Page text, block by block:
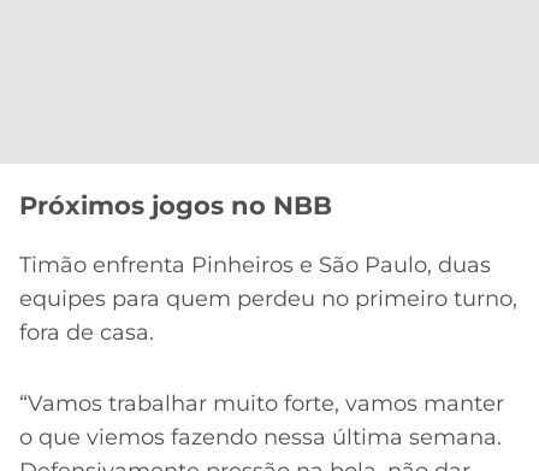
Próximos jogos no NBB
Timão enfrenta Pinheiros e São Paulo, duas
equipes para quem perdeu no primeiro turno,
fora de casa.
“Vamos trabalhar muito forte, vamos manter
o que viemos fazendo nessa última semana.